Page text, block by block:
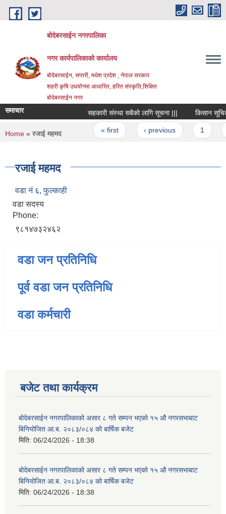
Skip to main content
बोदेबरसाईन नगरपालिका
नगर कार्यपालिकाको कार्यालय
बोदेबरसाईन, सप्तरी, मधेश प्रदेश , नेपाल सरकार
शहरी कृषि उधयोगमा आधारित, हरित संस्कृति,शिक्षित
बोदेबरसाईन नगर
समाचार सहकारी संस्था सबैको लागि सूचना ||| किसान
Pages
« first ‹ previous
You are here
Home » रजाई महमद
रजाई महमद
वडा नं‌ ६, फुल्काही
वडा सदस्य
Phone:
९८१४७३२४६२
वडा जन प्रतिनिधि
पूर्व वडा जन प्रतिनिधि
वडा कर्मचारी
बजेट तथा कार्यक्रम
बोदेबरसाईन नगरपालिकाको असार ८ गते सम्पन भएको १५ ‍‍‍औ नगरसभाबाट
बिनियोजित आ.ब. २०८३/०८४ को बार्षिक बजेट
मिति: 06/24/2026 - 18:38
बोदेबरसाईन नगरपालिकाको असार ८ गते सम्पन भएको १५ ‍‍‍औ नगरसभाबाट
बिनियोजित आ.ब. २०८३/०८४ को बार्षिक बजेट
मिति: 06/24/2026 - 18:38